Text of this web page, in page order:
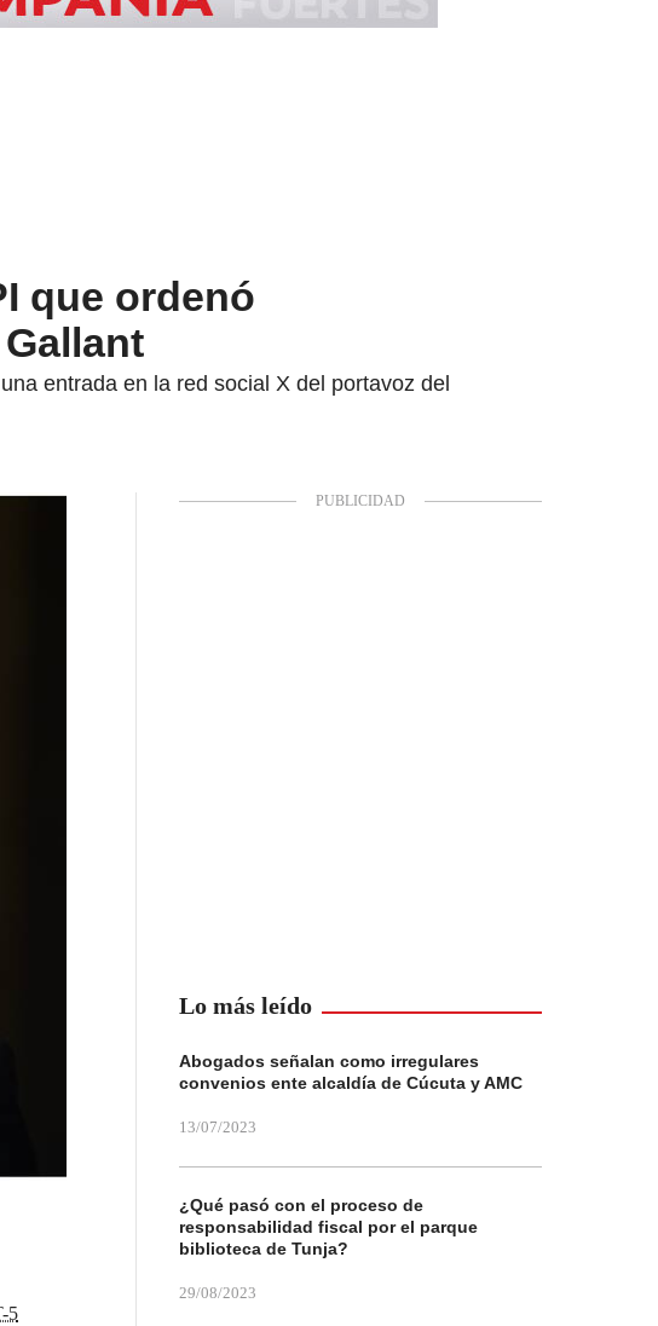
que ordenó
entrada en la red social X del portavoz del
5
Lo más leído
Abogados señalan como irregulares
convenios ente alcaldía de Cúcuta y AMC
13/07/2023
¿Qué pasó con el proceso de
responsabilidad fiscal por el parque
biblioteca de Tunja?
29/08/2023